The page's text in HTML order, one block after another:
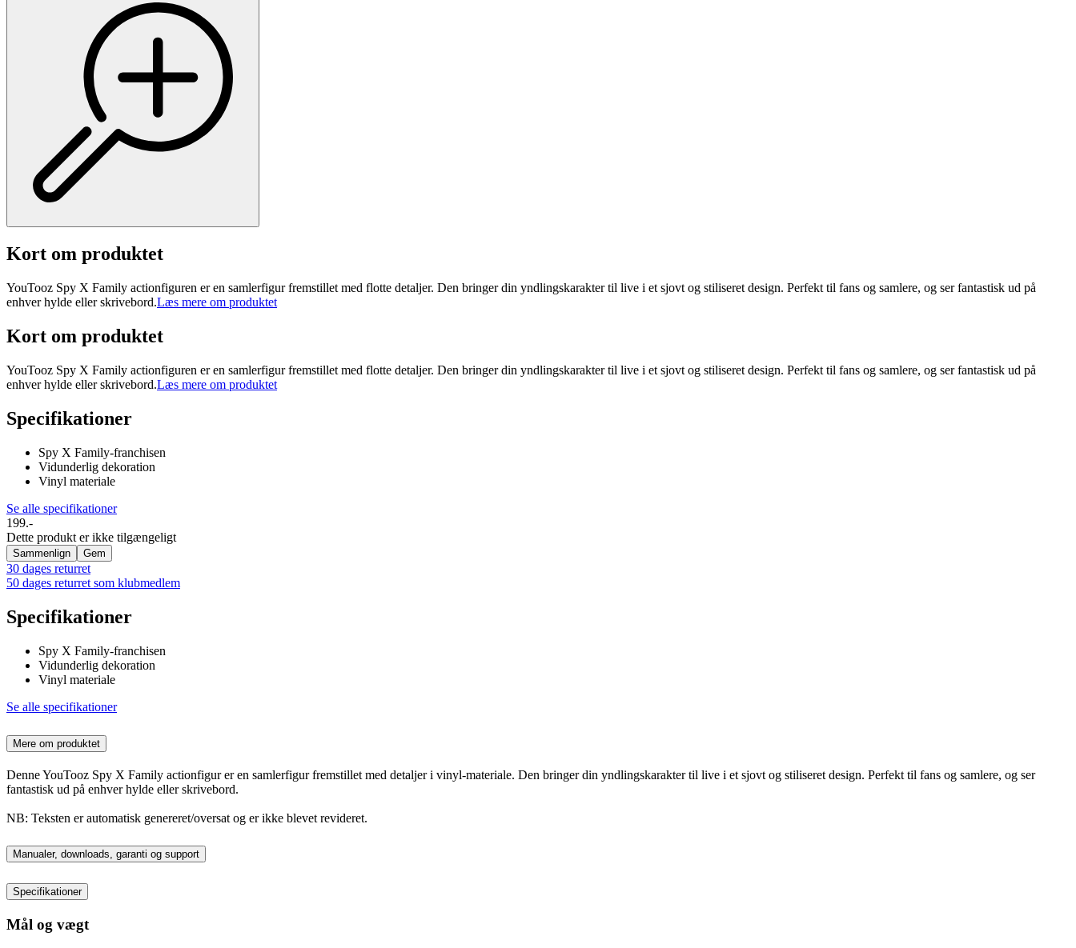
Kort om produktet
YouTooz Spy X Family actionfiguren er en samlerfigur fremstillet med flotte detaljer. Den bringer din yndlingskarakter til live i et sjovt og stiliseret design. Perfekt til fans og samlere, og ser fantastisk ud på
enhver hylde eller skrivebord.Læs mere om produktet
Kort om produktet
YouTooz Spy X Family actionfiguren er en samlerfigur fremstillet med flotte detaljer. Den bringer din yndlingskarakter til live i et sjovt og stiliseret design. Perfekt til fans og samlere, og ser fantastisk ud på
enhver hylde eller skrivebord.Læs mere om produktet
Specifikationer
Spy X Family-franchisen
Vidunderlig dekoration
Vinyl materiale
Se alle specifikationer
199.-
Dette produkt er ikke tilgængeligt
Sammenlign Gem
30 dages returret
50 dages returret som klubmedlem
Specifikationer
Spy X Family-franchisen
Vidunderlig dekoration
Vinyl materiale
Se alle specifikationer
Mere om produktet
Denne YouTooz Spy X Family actionfigur er en samlerfigur fremstillet med detaljer i vinyl-materiale. Den bringer din yndlingskarakter til live i et sjovt og stiliseret design. Perfekt til fans og samlere, og ser
fantastisk ud på enhver hylde eller skrivebord.
NB: Teksten er automatisk genereret/oversat og er ikke blevet revideret.
Manualer, downloads, garanti og support
Specifikationer
Mål og vægt